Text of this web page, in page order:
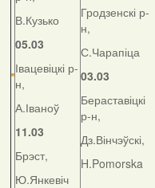
В.Кузько
05.03
Івацевіцкі р-
н,
А.Іваноў
11.03
Брэст,
Ю.Янкевіч
Гродзенскі р-
н,
С.Чарапіца
03.03
Бераставіцкі
р-н,
Дз.Вінчэўскі,
H.Pomorska